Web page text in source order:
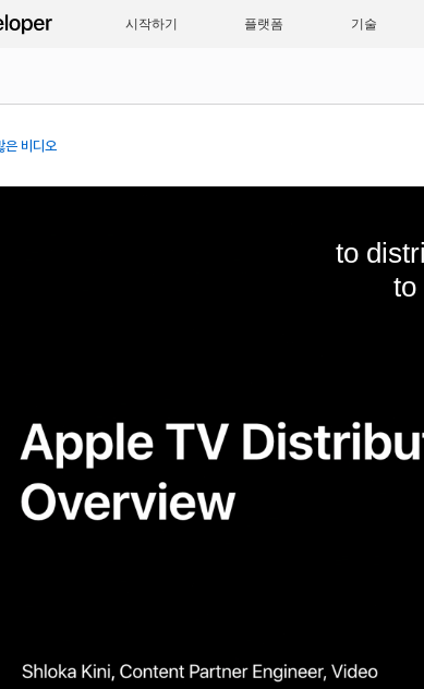
시작하기 플랫폼 기술
은 비디오